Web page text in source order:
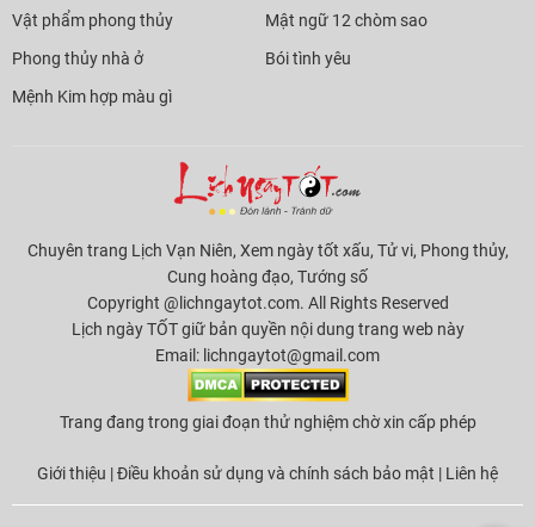
Vật phẩm phong thủy
Phong thủy nhà ở
Mệnh Kim hợp màu gì
Mật ngữ 12 chòm sao
Bói tình yêu
Chuyên trang Lịch Vạn Niên, Xem ngày tốt xấu, Tử vi, Phong thủy,
Cung hoàng đạo, Tướng số
Copyright @lichngaytot.com. All Rights Reserved
Lịch ngày TỐT giữ bản quyền nội dung trang web này
Email: lichngaytot@gmail.com
Trang đang trong giai đoạn thử nghiệm chờ xin cấp phép
Giới thiệu |Điều khoản sử dụng và chính sách bảo mật | Liên hệ